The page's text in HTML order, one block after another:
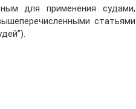
для применения судами,
статьями